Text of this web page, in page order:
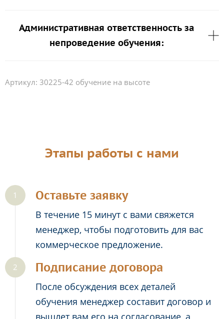
Административная ответственность за
непроведение обучения:
Артикул: 30225-42 обучение на высоте
Этапы работы с нами
Оставьте заявку
В течение 15 минут с вами свяжется
менеджер, чтобы подготовить для вас
коммерческое предложение.
Подписание договора
После обсуждения всех деталей
обучения менеджер составит договор и
вышлет вам его на согласование, а